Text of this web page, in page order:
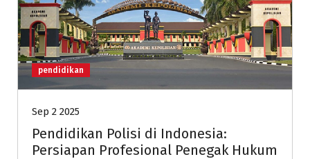
pendidikan
Sep 2 2025
Pendidikan Polisi di Indonesia:
Persiapan Profesional Penegak Hukum